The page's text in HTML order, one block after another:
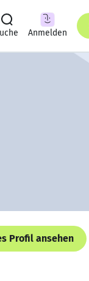
Anmelden
Profil ansehen